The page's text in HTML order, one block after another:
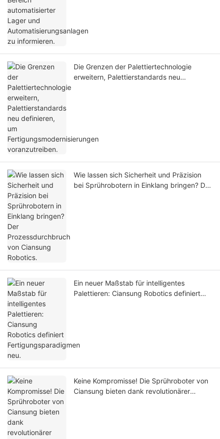
Die Grenzen der Palettiertechnologie
erweitern, Palettierstandards neu
Wie lassen sich Sicherheit und Präzision
bei Sprührobotern in Einklang bringen? Der
Ein neuer Maßstab für intelligentes
Palettieren: Ciansung Robotics definiert
Keine Kompromisse! Die Sprühroboter von
Ciansung bieten dank revolutionärer